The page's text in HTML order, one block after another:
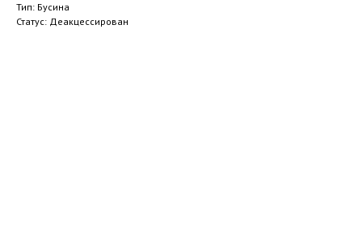
Тип: Бусина
Статус: Деакцессирован